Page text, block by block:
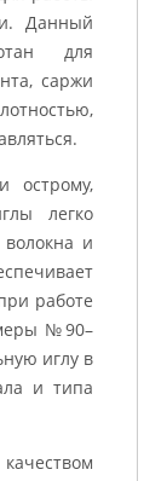
Данный
для
саржи
острому,
легко
и
работе
№90–
иглу в
и типа